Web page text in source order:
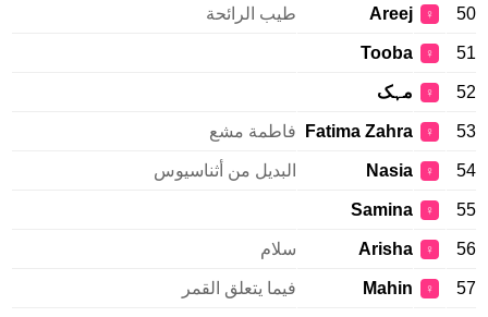
50
♀
Areej طيب الرائحة
51
♀
Tooba
52
♀ مہک
53
♀
Fatima Zahra فاطمة مشع
54
♀
Nasia البديل من أثناسيوس
55
♀
Samina
56
♀
Arisha سلام
57
♀
Mahin فيما يتعلق القمر